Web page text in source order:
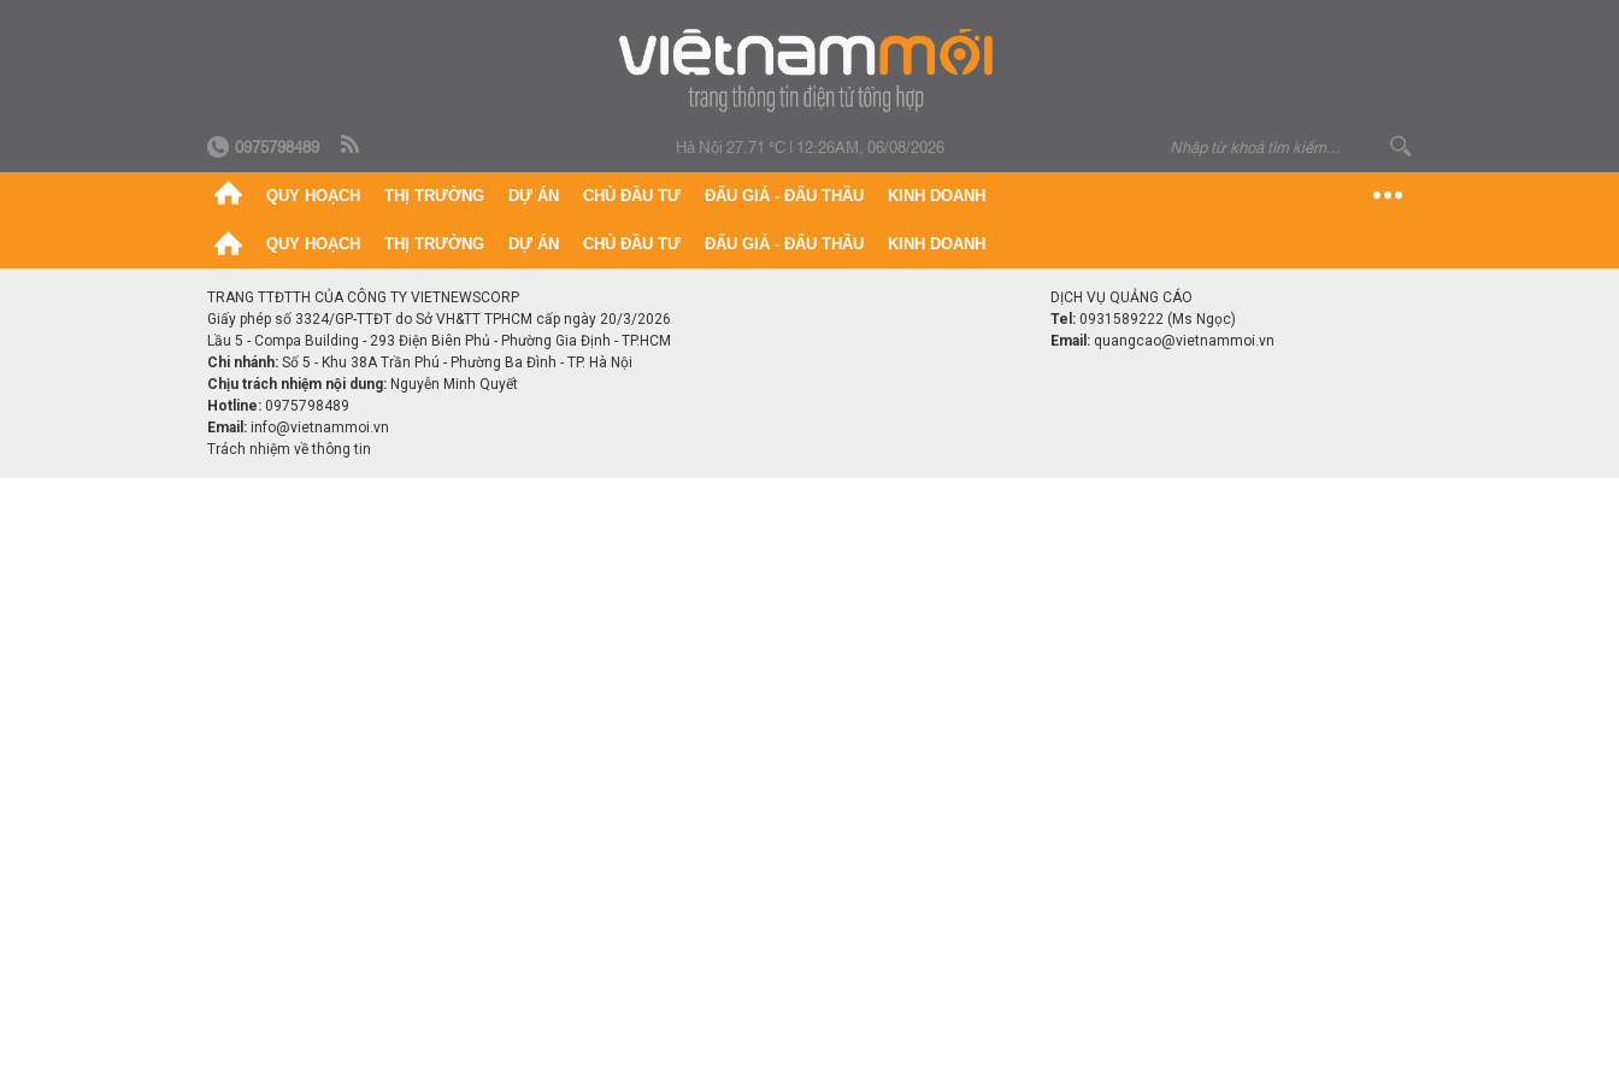
0975798489 Hà Nội 27.71 °C| 12:26AM, 06/08/2026
QUY HOẠCH THỊ TRƯỜNG DỰ ÁN CHỦ ĐẦU TƯ ĐẤU GIÁ - ĐẤU THẦU KINH DOANH
QUY HOẠCH THỊ TRƯỜNG DỰ ÁN CHỦ ĐẦU TƯ ĐẤU GIÁ - ĐẤU THẦU KINH DOANH
TRANG TTĐTTH CỦA CÔNG TY VIETNEWSCORP
Giấy phép số 3324/GP-TTĐT do Sở VH&TT TPHCM cấp ngày 20/3/2026
Lầu 5 - Compa Building - 293 Điện Biên Phủ - Phường Gia Định - TP.HCM
Chi nhánh: Số 5 - Khu 38A Trần Phú - Phường Ba Đình - TP. Hà Nội
Chịu trách nhiệm nội dung: Nguyễn Minh Quyết
Hotline: 0975798489
Email: info@vietnammoi.vn
Trách nhiệm về thông tin
DỊCH VỤ QUẢNG CÁO
Tel: 0931589222 (Ms Ngọc)
Email: quangcao@vietnammoi.vn